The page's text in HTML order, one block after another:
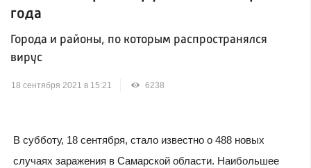
года
Города и районы, по которым распространялся
вирус
18 сентября 2021 в 15:21 6238
В субботу, 18 сентября, стало известно о 488 новых
случаях заражения в Самарской области. Наибольшее